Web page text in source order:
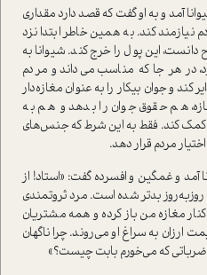
آمد و به او گفت که قصد دارد مقداری
کند. به همین خاطر ابتدا نزد
دانست، این پول را خرج کند. شیوانا به
در هر جا که مناسب می‌داند و مردم
کند و جوان بیکار را به عنوان مغازه‌دار
هم حقوق جوان را بدهد و هم به
کمک کند. فقط به این شرط که جنس‌های
مردم قرار دهد.
آمد و غمگین و افسرده گفت: «استاد! از
بدتر شده است. مرد ثروتمندی
مغازه من باز کرده و همه مشتریان
ارزان به سراغ او می‌روند. چرا ناگهان
که می‌خورم بابت چیست؟»